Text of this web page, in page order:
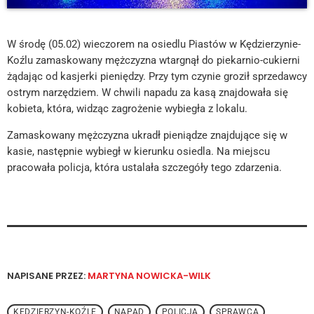
W środę (05.02) wieczorem na osiedlu Piastów w Kędzierzynie-
Koźlu zamaskowany mężczyzna wtargnął do piekarnio-cukierni
żądając od kasjerki pieniędzy. Przy tym czynie groził sprzedawcy
ostrym narzędziem. W chwili napadu za kasą znajdowała się
kobieta, która, widząc zagrożenie wybiegła z lokalu.
Zamaskowany mężczyzna ukradł pieniądze znajdujące się w
kasie, następnie wybiegł w kierunku osiedla. Na miejscu
pracowała policja, która ustalała szczegóły tego zdarzenia.
NAPISANE PRZEZ: MARTYNA NOWICKA-WILK
KĘDZIERZYN-KOŹLE NAPAD POLICJA SPRAWCA